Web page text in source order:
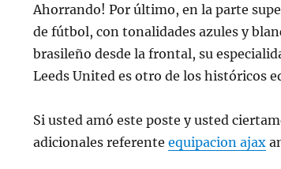
Ahorrando! Por último, en la parte
de fútbol, con tonalidades azules y
brasileño desde la frontal, su
Leeds United es otro de los históricos
Si usted amó este poste y usted
adicionales referente equipacion ajax